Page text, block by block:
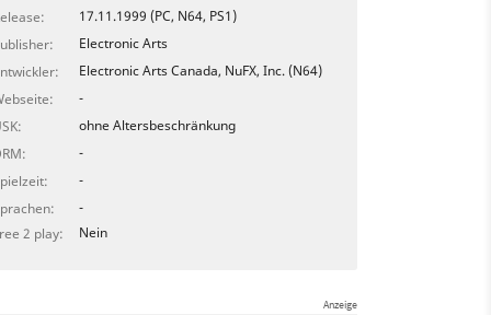
17.11.1999 (PC, N64, PS1)
Electronic Arts
Electronic Arts Canada, NuFX, Inc. (N64)
-
ohne Altersbeschränkung
-
-
-
2 play:
Nein